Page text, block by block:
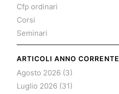
Cfp ordinari
Corsi
Seminari
ARTICOLI ANNO CORRENTE
Agosto 2026(3)
Luglio 2026(31)